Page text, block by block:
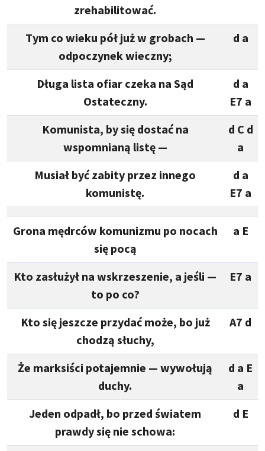
zrehabilitować.
Tym co wieku pół już w grobach —
odpoczynek wieczny;
d a
Długa lista ofiar czeka na Sąd
Ostateczny.
d a
E7 a
Komunista, by się dostać na
wspomnianą listę —
d C d
a
Musiał być zabity przez innego
komunistę.
d a
E7 a
Grona mędrców komunizmu po nocach
się pocą
a E
Kto zasłużył na wskrzeszenie, a jeśli —
to po co?
E7 a
Kto się jeszcze przydać może, bo już
chodzą słuchy,
A7 d
Że marksiści potajemnie — wywołują
duchy.
d a E
a
Jeden odpadł, bo przed światem
prawdy się nie schowa:
d E